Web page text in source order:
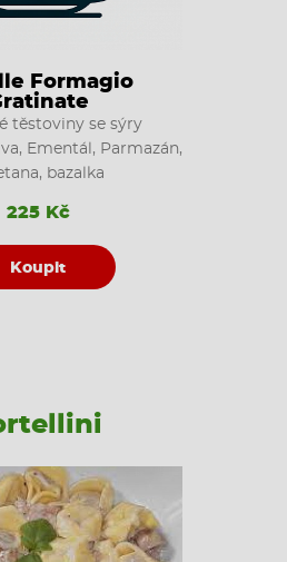
Formagio
těstoviny se sýry
Ementál, Parmazán,
bazalka
225 Kč
Koupit